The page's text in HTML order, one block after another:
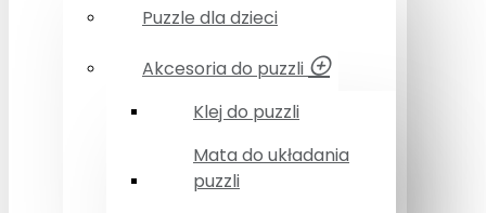
Puzzle dla dzieci
Akcesoria do puzzli
Klej do puzzli
Mata do układania
puzzli